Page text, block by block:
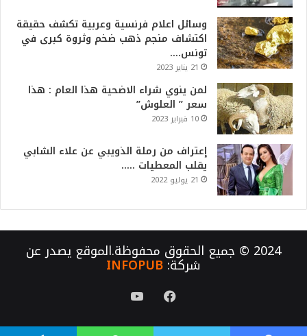
وسائل اعلام فرنسية وعربية تكشف حقيقة
اكتشاف منجم ذهب ضخم وثروة كبرى في
تونس….
21 يناير 2023
لمن ينوي شراء الاضحية هذا العام : هذا
سعر ” العلوش”
10 فبراير 2023
إعتراف من رملة الذويبي عن علاء الشابي
يقلب المعطيات …..
21 يوليو 2022
2024 © جميع الحقوق محفوظة.الموقع يصدر عن
شركة:INFOPUB
فيسبوكيوتيوب